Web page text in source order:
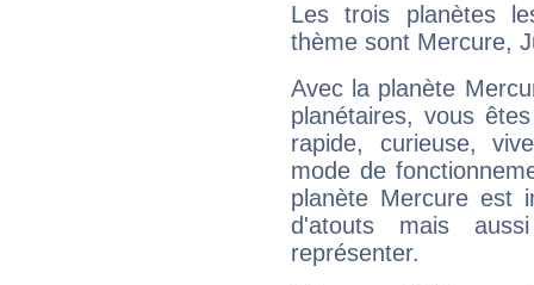
Les trois planètes
thème sont Mercure,
Avec la planète
planétaires, vous
rapide, curieuse,
mode de
planète Mercure est
d'atouts mais
représenter.